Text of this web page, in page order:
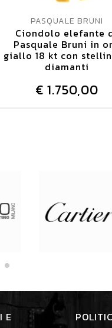
PASQUALE BRUNI
Ciondolo elefante
Pasquale Bruni in
giallo 18 kt con
diamanti
€ 1.750,00
E